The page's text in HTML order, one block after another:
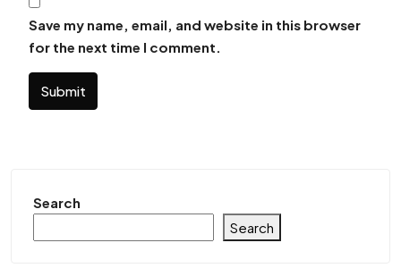
Save my name, email, and website in this browser
for the next time I comment.
Submit
Search
Search